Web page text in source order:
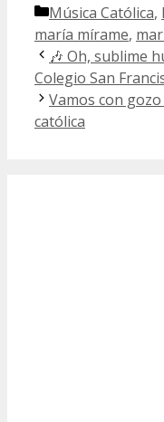
Categorías
Música Católica,
maría mírame,
🎶 Oh, sublime
Colegio San
Vamos con
católica